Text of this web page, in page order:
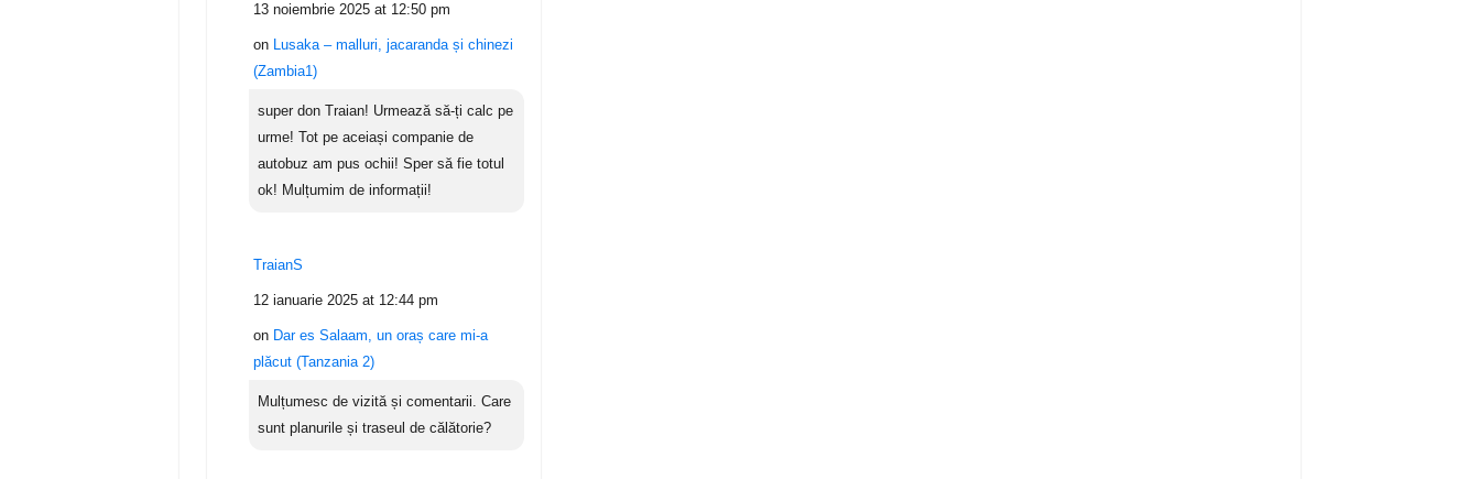
13 noiembrie 2025 at 12:50 pm
on Lusaka – malluri, jacaranda și chinezi
(Zambia1)
super don Traian! Urmează să-ți calc pe
urme! Tot pe aceiași companie de
autobuz am pus ochii! Sper să fie totul
ok! Mulțumim de informații!
TraianS
12 ianuarie 2025 at 12:44 pm
on Dar es Salaam, un oraș care mi-a
plăcut (Tanzania 2)
Mulțumesc de vizită și comentarii. Care
sunt planurile și traseul de călătorie?